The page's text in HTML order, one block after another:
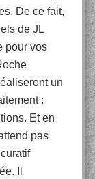
De ce fait,
de JL
pour vos
un
:
Et en
pas
Il